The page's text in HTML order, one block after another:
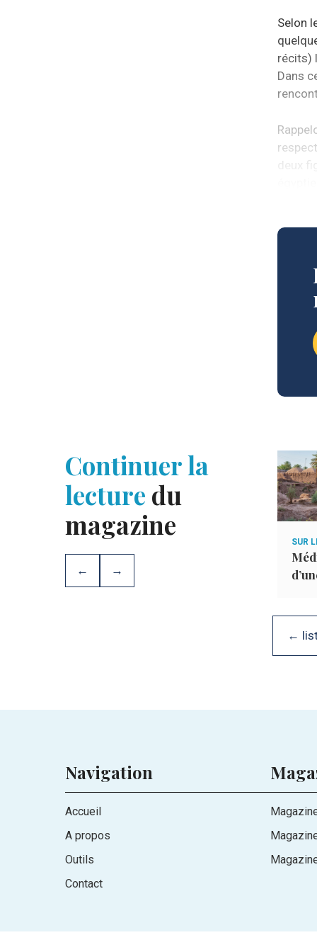
Selon
récits)
Dans
deux
Continuer la
lecture du
magazine
← →
HISTOIRE DE NOTRE CIVILISATION
Le prophète Yûsuf –
Partie 5
SUR
←
Navigation
Accueil
A propos
Outils
Contact